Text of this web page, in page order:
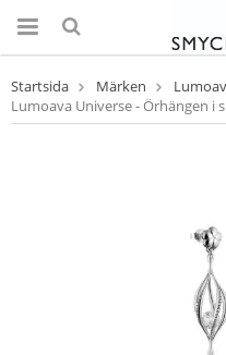
Startsida Märken
Lumoava Universe - Örhängen i